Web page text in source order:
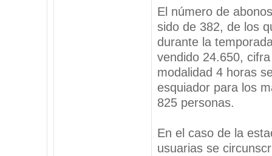
El número de
sido de 382, de los
durante la
vendido 24.650,
modalidad 4 horas
esquiador para los
825 personas.
En el caso de la
usuarias se